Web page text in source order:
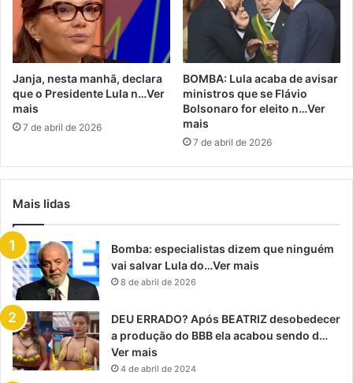
Janja, nesta manhã, declara
que o Presidente Lula n…Ver
mais
7 de abril de 2026
BOMBA: Lula acaba de avisar
ministros que se Flávio
Bolsonaro for eleito n…Ver
mais
7 de abril de 2026
Mais lidas
Bomba: especialistas dizem que ninguém
vai salvar Lula do…Ver mais
8 de abril de 2026
DEU ERRADO? Após BEATRIZ desobedecer
a produção do BBB ela acabou sendo d…
Ver mais
4 de abril de 2024